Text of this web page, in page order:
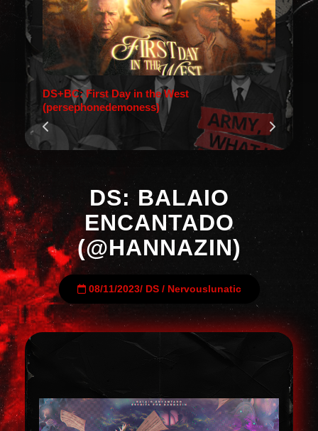
DS+BC: First Day in the West
(persephonedemoness)
DS: BALAIO
ENCANTADO
(@HANNAZIN)
08/11/2023/ DS/ Nervouslunatic